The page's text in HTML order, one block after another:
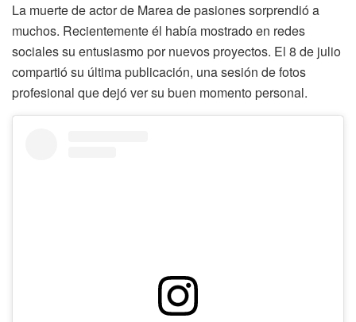
La muerte de actor de Marea de pasiones sorprendió a
muchos. Recientemente él había mostrado en redes
sociales su entusiasmo por nuevos proyectos. El 8 de julio
compartió su última publicación, una sesión de fotos
profesional que dejó ver su buen momento personal.